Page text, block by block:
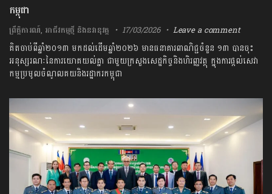
កម្ពុជា
ព្រឹត្តិការណ៍, អាជីវកម្មថ្មី និងនវានុវត្ត 17/03/2026 Leave a comment
គិតចាប់ពីឆ្នាំ២០១៣ មកដល់ដើមឆ្នាំ២០២៦ មានធនាគារពាណិជ្ជចំនួន ១៣ បានចុះ
អនុស្សរណៈនៃការយោគយល់គ្នា ជាមួយក្រសួងសេដ្ឋកិច្ចនិងហិរញ្ញវត្ថុ ក្នុងការផ្តល់សេវា
កម្មប្រមូលចំណូលគយនិងរដ្ឋាករកម្ពុជា